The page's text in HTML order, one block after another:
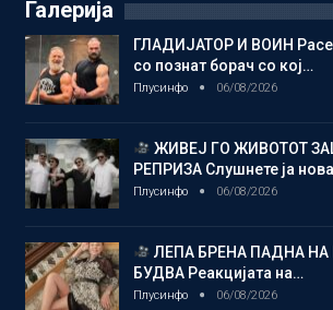
Галерија
ГЛАДИЈАТОР И ВОИН
со познат борач со кој…
Плусинфо 06/08/2026
ЖИВЕЈ ГО ЖИВОТОТ
РЕПРИЗА Слушнете ја
Плусинфо 06/08/2026
ЛЕПА БРЕНА ПАДНА НА
БУДВА Реакцијата на…
Плусинфо 06/08/2026